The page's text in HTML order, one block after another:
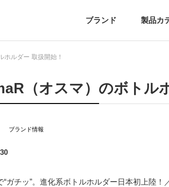
ブランド 製品カ
車 自転車パーツ
ース プレスリリース
ホルダー 取扱開始！
（オスマ）のボトル
ブランド情報
“ガチッ”。進化系ボトルホルダー日本初上陸！